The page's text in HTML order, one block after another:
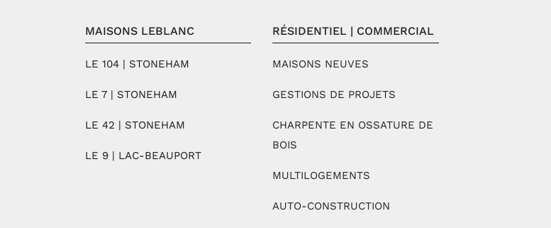
MAISONS LEBLANC
LE 104 | STONEHAM
LE 7 | STONEHAM
LE 42 | STONEHAM
LE 9 | LAC-BEAUPORT
RÉSIDENTIEL | COMMERCIAL
MAISONS NEUVES
GESTIONS DE PROJETS
CHARPENTE EN OSSATURE DE
BOIS
MULTILOGEMENTS
AUTO-CONSTRUCTION